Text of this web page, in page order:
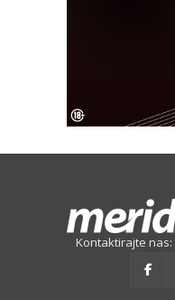
Kontaktirajte nas: